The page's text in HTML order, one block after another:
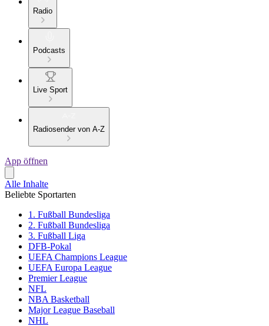
Radio
Podcasts
Live Sport
Radiosender von A-Z
App öffnen
Alle Inhalte
Beliebte Sportarten
1. Fußball Bundesliga
2. Fußball Bundesliga
3. Fußball Liga
DFB-Pokal
UEFA Champions League
UEFA Europa League
Premier League
NFL
NBA Basketball
Major League Baseball
NHL